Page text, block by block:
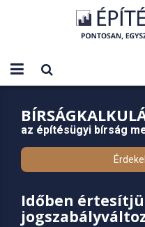
az építésügyi bírság
Érdekel
Időben